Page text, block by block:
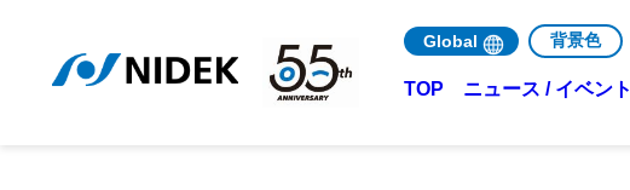
Global 背景色
TOP ニュース / イベント